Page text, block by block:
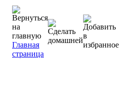
Главная
страница